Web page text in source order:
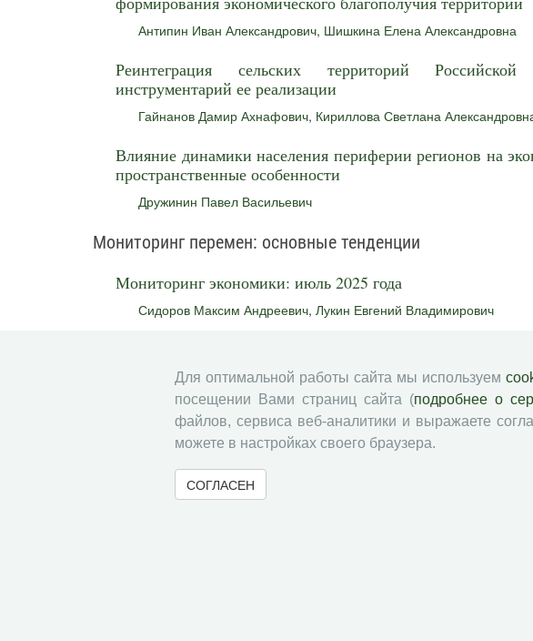
Антипин Иван Александрович, Шишкина Елена Александровна
Реинтеграция сельских территорий
инструментарий ее реализации
Гайнанов Дамир Ахнафович, Кириллова Светлана
Влияние динамики населения периферии регионов на
пространственные особенности
Дружинин Павел Васильевич
Мониторинг перемен: основные тенденции
Мониторинг экономики: июль 2025 года
Сидоров Максим Андреевич, Лукин Евгений Владимирович
Правила для авторов
Информация о подписке
Для оптимальной работы сайта мы используем
посещении Вами страниц сайта (подробнее о
файлов, сервиса веб-аналитики и выражаете
можете в настройках своего браузера.
СОГЛАСЕН